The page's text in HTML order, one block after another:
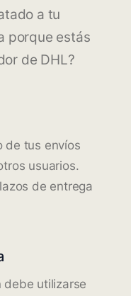
a tu
porque estás
de DHL?
de tus envíos
usuarios.
de entrega
debe utilizarse